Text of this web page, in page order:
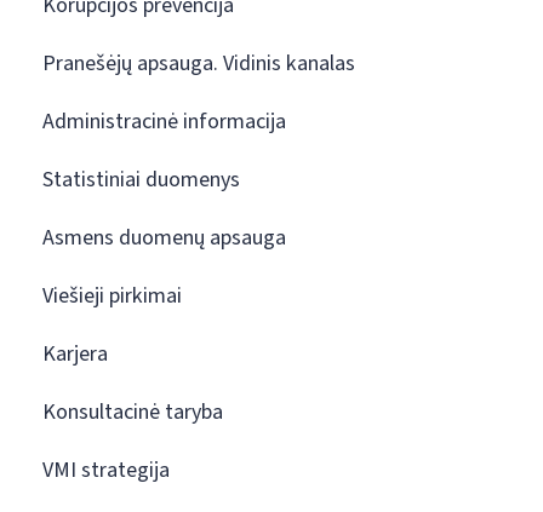
Pranešėjų apsauga. Vidinis kanalas
Administracinė informacija
Statistiniai duomenys
Asmens duomenų apsauga
Viešieji pirkimai
Karjera
Konsultacinė taryba
VMI strategija